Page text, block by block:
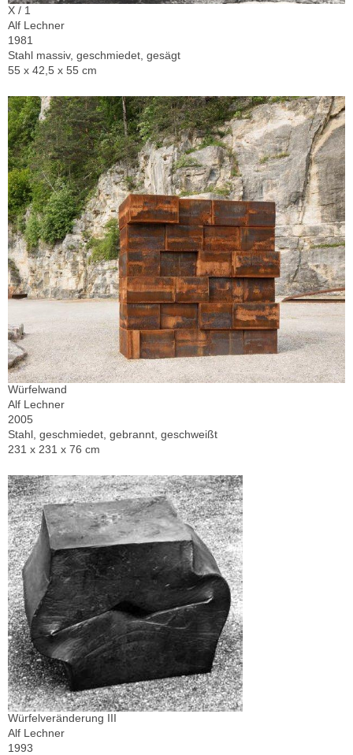
X / 1
Alf Lechner
1981
Stahl massiv, geschmiedet, gesägt
55 x 42,5 x 55 cm
Würfelwand
Alf Lechner
2005
Stahl, geschmiedet, gebrannt, geschweißt
231 x 231 x 76 cm
Würfelveränderung III
Alf Lechner
1993